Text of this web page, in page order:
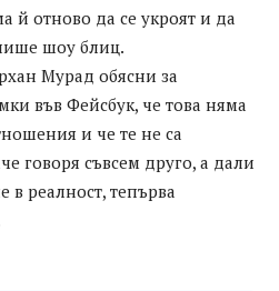
й отново да се укроят и да
шоу блиц.
Мурад обясни за
във Фейсбук, че това няма
и че те не са
говоря съвсем друго, а дали
в реалност, тепърва